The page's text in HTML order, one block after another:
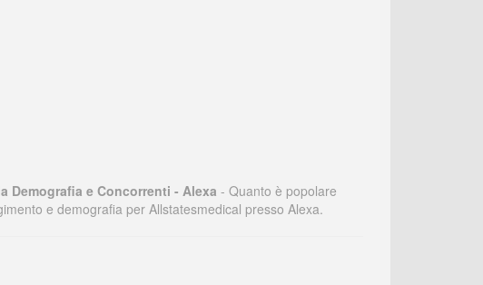
Demografia e Concorrenti - Alexa - Quanto è popolare
e demografia per Allstatesmedical presso Alexa.